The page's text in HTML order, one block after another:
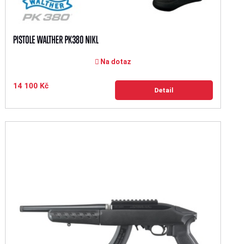
PISTOLE WALTHER PK380 NIKL
Na dotaz
14 100 Kč Detail